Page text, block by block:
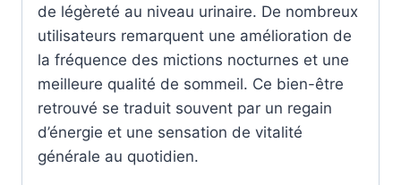
de légèreté au niveau urinaire. De nombreux
utilisateurs remarquent une amélioration de
la fréquence des mictions nocturnes et une
meilleure qualité de sommeil. Ce bien-être
retrouvé se traduit souvent par un regain
d’énergie et une sensation de vitalité
générale au quotidien.